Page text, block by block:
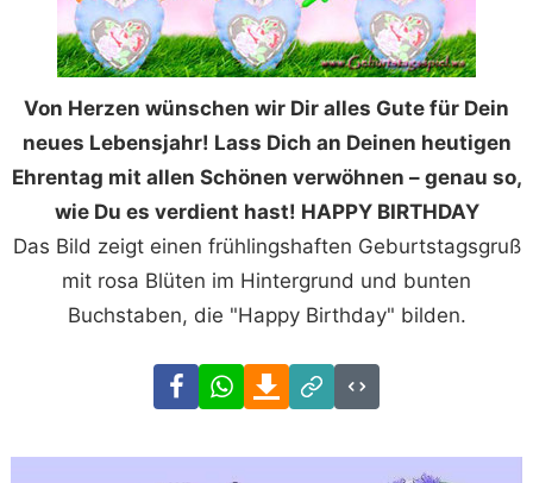
Von Herzen wünschen wir Dir alles Gute für Dein
neues Lebensjahr! Lass Dich an Deinen heutigen
Ehrentag mit allen Schönen verwöhnen – genau so,
wie Du es verdient hast! HAPPY BIRTHDAY
Das Bild zeigt einen frühlingshaften Geburtstagsgruß
mit rosa Blüten im Hintergrund und bunten
Buchstaben, die "Happy Birthday" bilden.
FacebookWhatsAppDownload
Link
Code